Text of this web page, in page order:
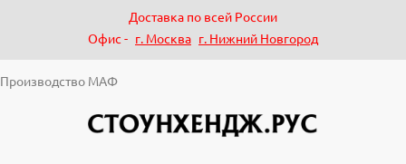
Доставка по всей России
Офис - г. Москва г. Нижний Новгород
Производство МАФ